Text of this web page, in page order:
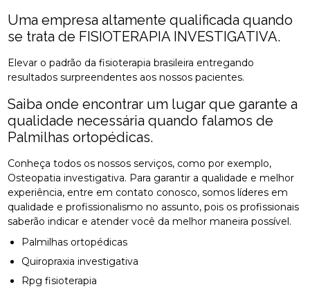
Uma empresa altamente qualificada quando
se trata de FISIOTERAPIA INVESTIGATIVA.
Elevar o padrão da fisioterapia brasileira entregando
resultados surpreendentes aos nossos pacientes.
Saiba onde encontrar um lugar que garante a
qualidade necessária quando falamos de
Palmilhas ortopédicas.
Conheça todos os nossos serviços, como por exemplo,
Osteopatia investigativa. Para garantir a qualidade e melhor
experiência, entre em contato conosco, somos líderes em
qualidade e profissionalismo no assunto, pois os profissionais
saberão indicar e atender você da melhor maneira possível.
Palmilhas ortopédicas
Quiropraxia investigativa
Rpg fisioterapia